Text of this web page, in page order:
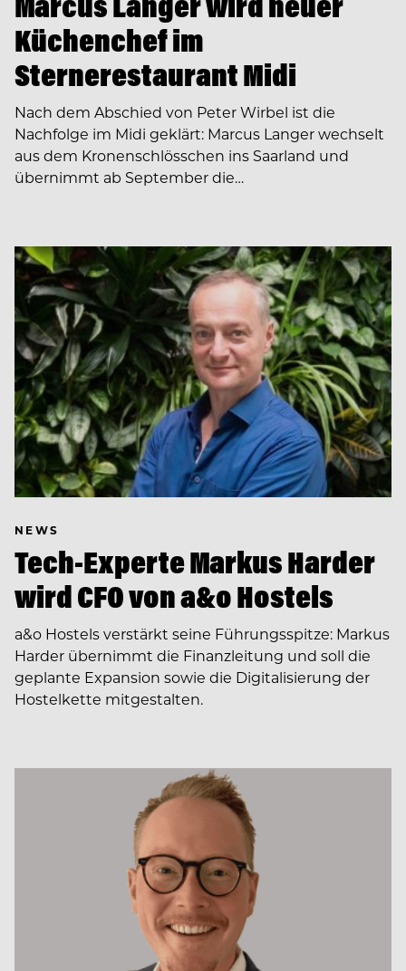
Küchenchef im
Sternerestaurant Midi
Nach dem Abschied von Peter Wirbel ist die
Nachfolge im Midi geklärt: Marcus Langer wechselt
aus dem Kronenschlösschen ins Saarland und
übernimmt ab September die…
NEWS
Tech-Experte Markus Harder
wird CFO von a&o Hostels
a&o Hostels verstärkt seine Führungsspitze: Markus
Harder übernimmt die Finanzleitung und soll die
geplante Expansion sowie die Digitalisierung der
Hostelkette mitgestalten.